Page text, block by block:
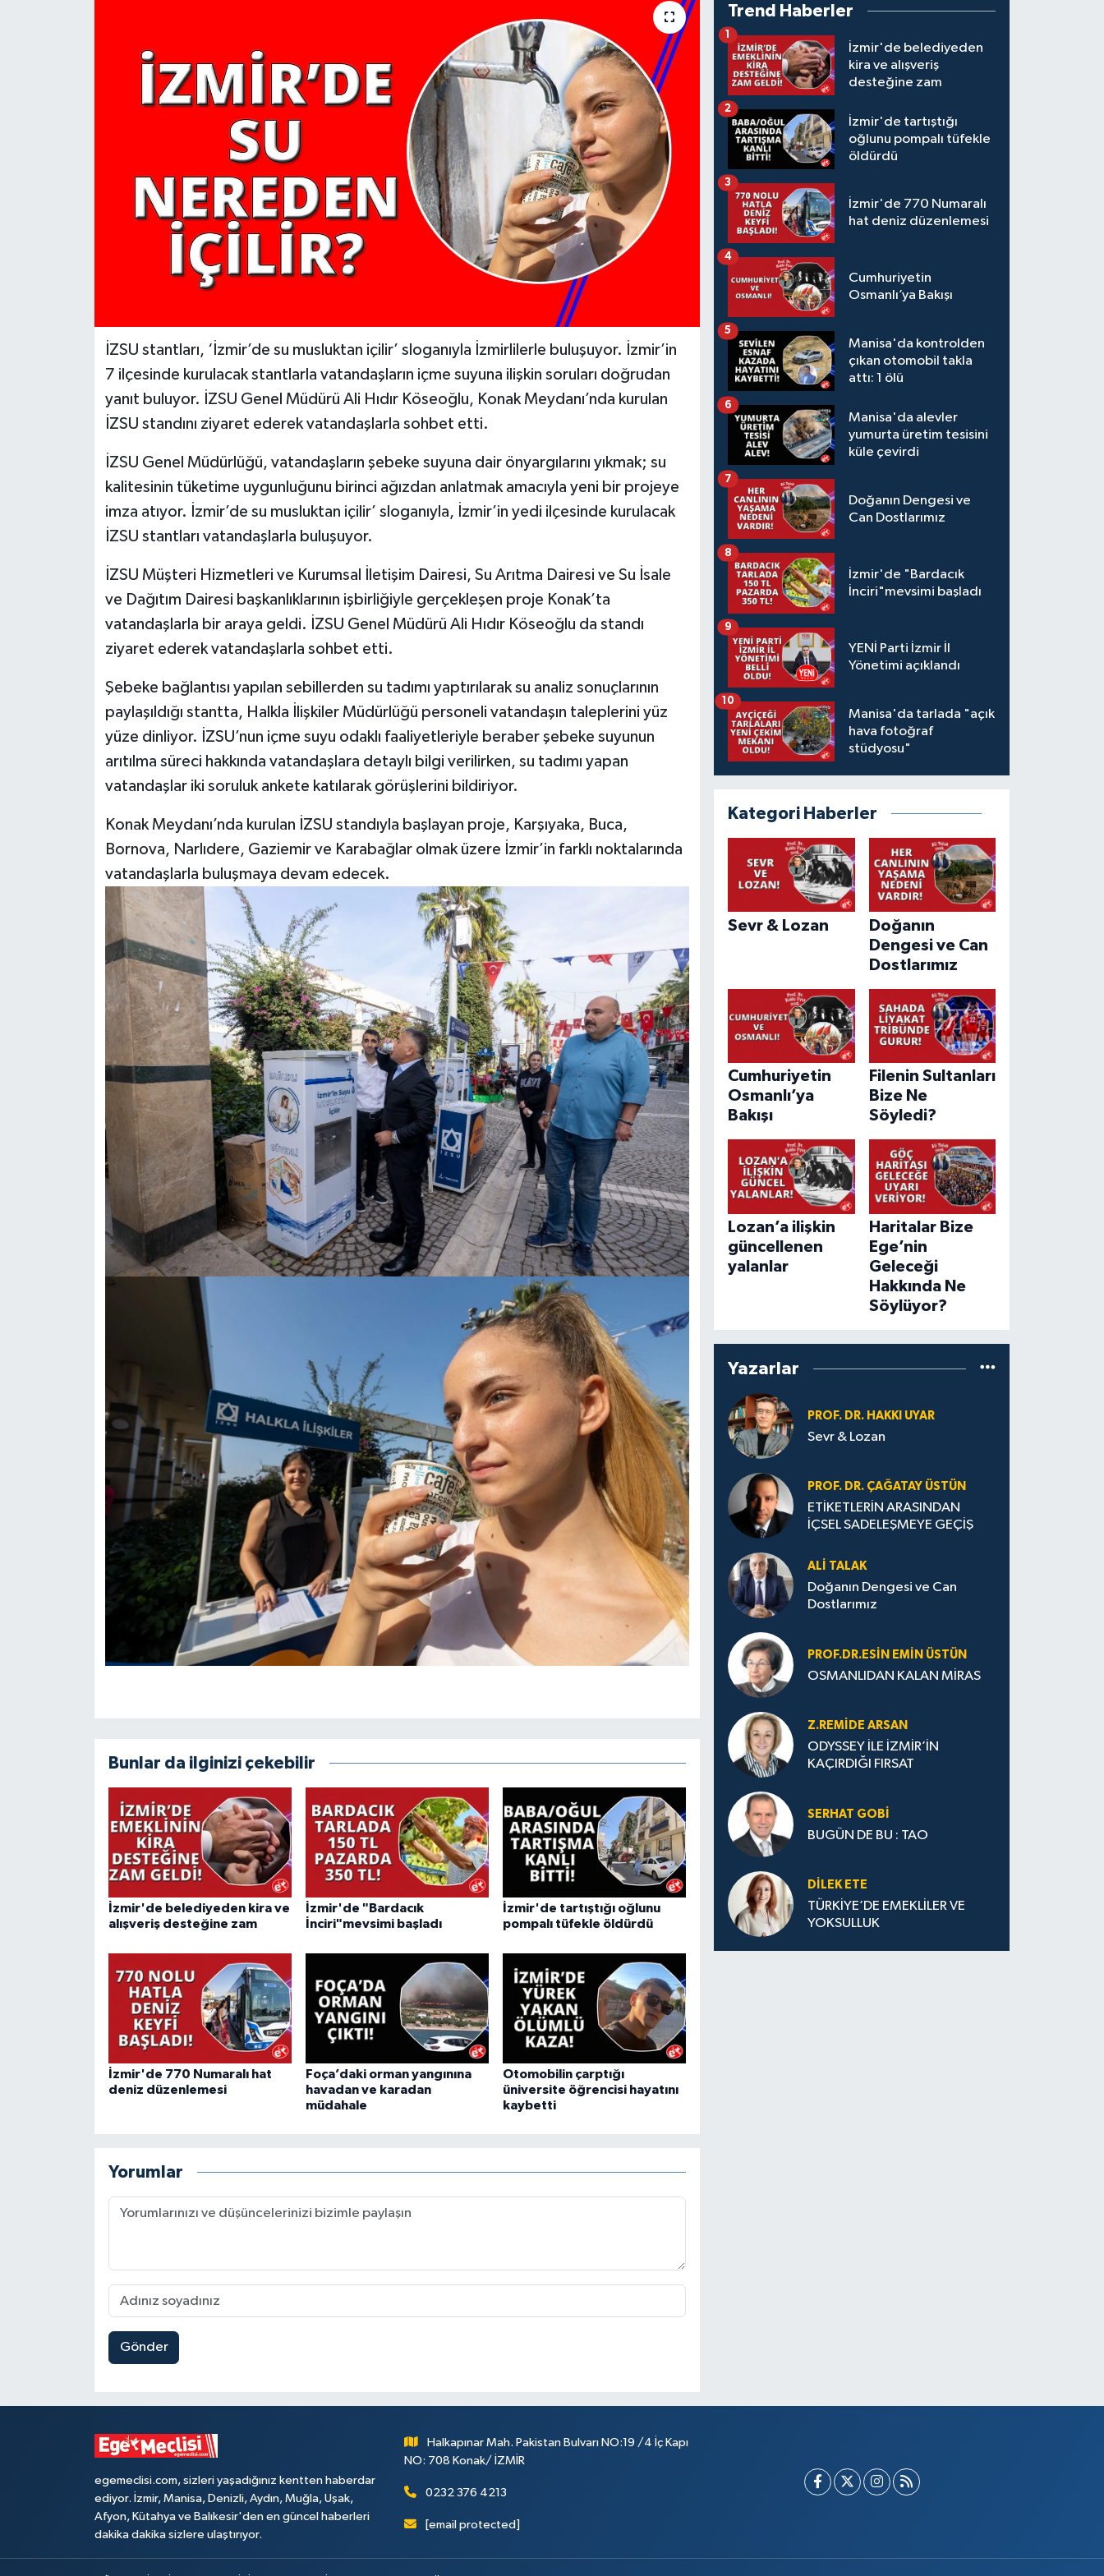
İZSU stantları, ‘İzmir’de su musluktan içilir’ sloganıyla İzmirlilerle buluşuyor. İzmir’in
7 ilçesinde kurulacak stantlarla vatandaşların içme suyuna ilişkin soruları doğrudan
yanıt buluyor. İZSU Genel Müdürü Ali Hıdır Köseoğlu, Konak Meydanı’nda kurulan
İZSU standını ziyaret ederek vatandaşlarla sohbet etti.
İZSU Genel Müdürlüğü, vatandaşların şebeke suyuna dair önyargılarını yıkmak; su
kalitesinin tüketime uygunluğunu birinci ağızdan anlatmak amacıyla yeni bir projeye
imza atıyor. İzmir’de su musluktan içilir’ sloganıyla, İzmir’in yedi ilçesinde kurulacak
İZSU stantları vatandaşlarla buluşuyor.
İZSU Müşteri Hizmetleri ve Kurumsal İletişim Dairesi, Su Arıtma Dairesi ve Su İsale
ve Dağıtım Dairesi başkanlıklarının işbirliğiyle gerçekleşen proje Konak’ta
vatandaşlarla bir araya geldi. İZSU Genel Müdürü Ali Hıdır Köseoğlu da standı
ziyaret ederek vatandaşlarla sohbet etti.
Şebeke bağlantısı yapılan sebillerden su tadımı yaptırılarak su analiz sonuçlarının
paylaşıldığı stantta, Halkla İlişkiler Müdürlüğü personeli vatandaşın taleplerini yüz
yüze dinliyor. İZSU’nun içme suyu odaklı faaliyetleriyle beraber şebeke suyunun
arıtılma süreci hakkında vatandaşlara detaylı bilgi verilirken, su tadımı yapan
vatandaşlar iki soruluk ankete katılarak görüşlerini bildiriyor.
Konak Meydanı’nda kurulan İZSU standıyla başlayan proje, Karşıyaka, Buca,
Bornova, Narlıdere, Gaziemir ve Karabağlar olmak üzere İzmir’in farklı noktalarında
vatandaşlarla buluşmaya devam edecek.
Bunlar da ilginizi çekebilir
İzmir'de belediyeden kira ve
alışveriş desteğine zam
İzmir'de "Bardacık
İnciri"mevsimi başladı
İzmir'de tartıştığı oğlunu
pompalı tüfekle öldürdü
İzmir'de 770 Numaralı hat
deniz düzenlemesi
Foça’daki orman yangınına
havadan ve karadan
müdahale
Otomobilin çarptığı
üniversite öğrencisi hayatını
kaybetti
Yorumlar
Gönder
Trend Haberler
İzmir'de belediyeden
kira ve alışveriş
desteğine zam
1
İzmir'de tartıştığı
oğlunu pompalı tüfekle
öldürdü
2
İzmir'de 770 Numaralı
hat deniz düzenlemesi
3
Cumhuriyetin
Osmanlı’ya Bakışı
4
Manisa'da kontrolden
çıkan otomobil takla
attı: 1 ölü
5
Manisa'da alevler
yumurta üretim tesisini
küle çevirdi
6
Doğanın Dengesi ve
Can Dostlarımız
7
İzmir'de "Bardacık
İnciri"mevsimi başladı
8
YENİ Parti İzmir İl
Yönetimi açıklandı
9
Manisa'da tarlada "açık
hava fotoğraf
stüdyosu"
10
Kategori Haberler
Sevr & Lozan
Doğanın
Dengesi ve Can
Dostlarımız
Cumhuriyetin
Osmanlı’ya
Bakışı
Filenin Sultanları
Bize Ne
Söyledi?
Lozan’a ilişkin
güncellenen
yalanlar
Haritalar Bize
Ege’nin
Geleceği
Hakkında Ne
Söylüyor?
Yazarlar
PROF. DR. HAKKI UYAR
Sevr & Lozan
PROF. DR. ÇAĞATAY ÜSTÜN
ETİKETLERİN ARASINDAN
İÇSEL SADELEŞMEYE GEÇİŞ
ALI TALAK
Doğanın Dengesi ve Can
Dostlarımız
PROF.DR.ESIN EMIN ÜSTÜN
OSMANLIDAN KALAN MİRAS
Z.REMIDE ARSAN
ODYSSEY İLE İZMİR’İN
KAÇIRDIĞI FIRSAT
SERHAT GOBİ
BUGÜN DE BU : TAO
DILEK ETE
TÜRKİYE’DE EMEKLİLER VE
YOKSULLUK
egemeclisi.com, sizleri yaşadığınız kentten haberdar
ediyor. İzmir, Manisa, Denizli, Aydın, Muğla, Uşak,
Afyon, Kütahya ve Balıkesir'den en güncel haberleri
dakika dakika sizlere ulaştırıyor.
Halkapınar Mah. Pakistan Bulvarı NO:19 /4 İç Kapı
NO: 708 Konak/ İZMİR
0232 376 4213
[email protected]